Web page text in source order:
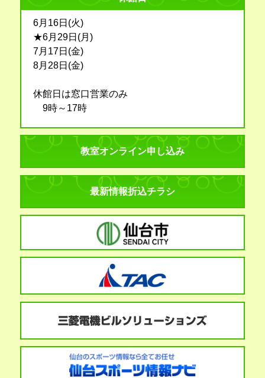
6月16日(火)
★6月29日(月)
7月17日(金)
8月28日(金)
休館日は窓口営業のみ
9時～17時
教室オンライン申し込み
最新情報折込チラシ